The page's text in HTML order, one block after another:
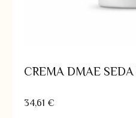
CREMA DMAE SEDA
34,61 €